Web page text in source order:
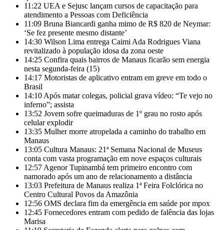
11:22 UEA e Sejusc lançam cursos de capacitação para
atendimento a Pessoas com Deficiência
11:09 Bruna Biancardi ganha mimo de R$ 820 de Neymar:
‘Se fez presente mesmo distante’
14:30 Wilson Lima entrega Caimi Ada Rodrigues Viana
revitalizado à população idosa da zona oeste
14:25 Confira quais bairros de Manaus ficarão sem energia
nesta segunda-feira (15)
14:17 Motoristas de aplicativo entram em greve em todo o
Brasil
14:10 Após matar colegas, policial grava vídeo: “Te vejo no
inferno”; assista
13:52 Jovem sofre queimaduras de 1º grau no rosto após
celular explodir
13:35 Mulher morre atropelada a caminho do trabalho em
Manaus
13:05 Cultura Manaus: 21ª Semana Nacional de Museus
conta com vasta programação em nove espaços culturais
12:57 Agenor Tupinambá tem primeiro encontro com
namorado após um ano de relacionamento a distância
13:03 Prefeitura de Manaus realiza 1ª Feira Folclórica no
Centro Cultural Povos da Amazônia
12:56 OMS declara fim da emergência em saúde por mpox
12:45 Fornecedores entram com pedido de falência das lojas
Marisa